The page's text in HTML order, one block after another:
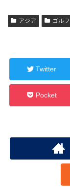
アジア ゴルフ
Twitter
Pocket